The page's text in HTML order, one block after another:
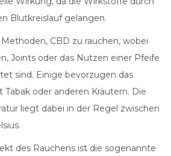
Blutkreislauf gelangen.
CBD zu rauchen, wobei
Joints oder das Nutzen einer Pfeife
sind. Einige bevorzugen das
Tabak oder anderen Kräutern. Die
liegt dabei in der Regel zwischen
des Rauchens ist die sogenannte